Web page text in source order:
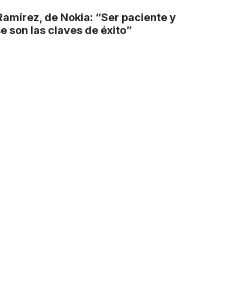
de Nokia: “Ser paciente y
son las claves de éxito”